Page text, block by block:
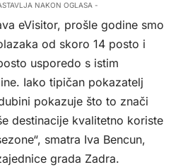
NAKON OGLASA -
eVisitor, prošle godine smo
od skoro 14 posto i
usporedo s istim
Iako tipičan pokazatelj
pokazuje što to znači
destinacije kvalitetno koriste
smatra Iva Bencun,
grada Zadra.